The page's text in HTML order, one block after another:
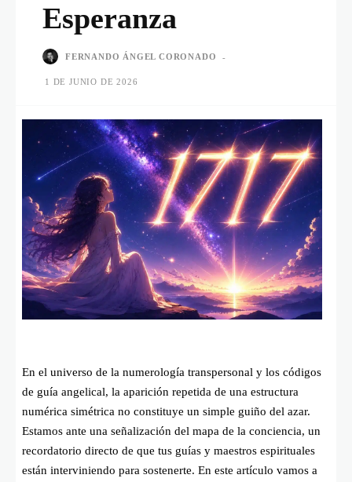
Esperanza
FERNANDO ÁNGEL CORONADO -
1 DE JUNIO DE 2026
En el universo de la numerología transpersonal y los códigos
de guía angelical, la aparición repetida de una estructura
numérica simétrica no constituye un simple guiño del azar.
Estamos ante una señalización del mapa de la conciencia, un
recordatorio directo de que tus guías y maestros espirituales
están interviniendo para sostenerte. En este artículo vamos a